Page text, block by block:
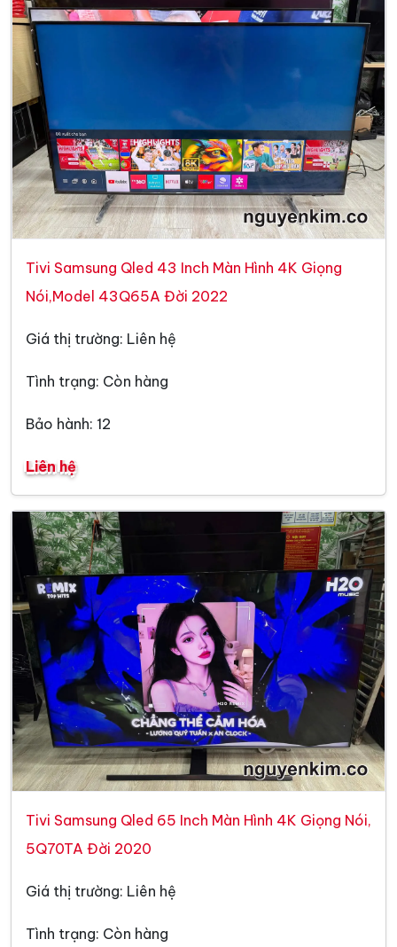
Tivi Samsung Qled 43 Inch Màn Hình 4K Giọng
Nói,Model 43Q65A Đời 2022
Giá thị trường: Liên hệ
Tình trạng: Còn hàng
Bảo hành: 12
Liên hệ
Tivi Samsung Qled 65 Inch Màn Hình 4K Giọng Nói,
5Q70TA Đời 2020
Giá thị trường: Liên hệ
Tình trạng: Còn hàng